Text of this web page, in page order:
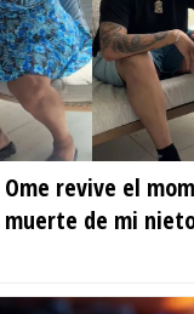
revive el
muerte de mi